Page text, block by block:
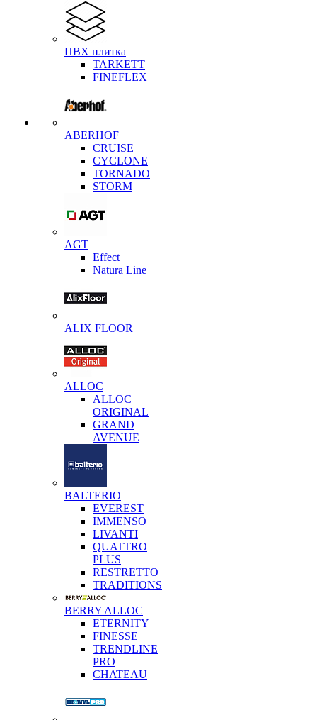
ПВХ плитка
TARKETT
FINEFLEX
ABERHOF
CRUISE
CYCLONE
TORNADO
STORM
AGT
Effect
Natura Line
ALIX FLOOR
ALLOC
ALLOC
ORIGINAL
GRAND
AVENUE
BALTERIO
EVEREST
IMMENSO
LIVANTI
QUATTRO
PLUS
RESTRETTO
TRADITIONS
BERRY ALLOC
ETERNITY
FINESSE
TRENDLINE
PRO
CHATEAU